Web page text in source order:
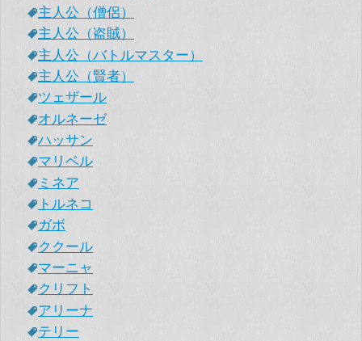
主人公（僧侶）
主人公（盗賊）
主人公（バトルマスター）
主人公（賢者）
ツェザール
オルネーゼ
ハッサン
マリベル
ミネア
トルネコ
ガボ
ククール
マーニャ
クリフト
アリーナ
テリー